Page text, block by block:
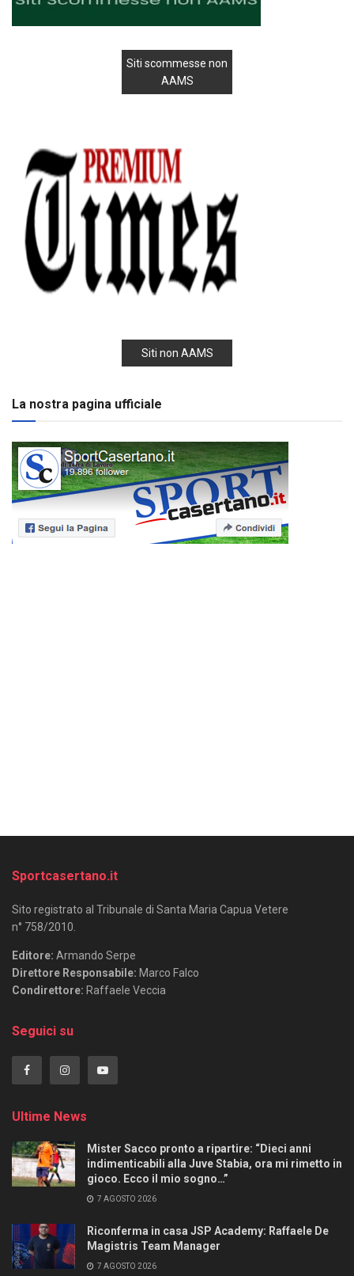
Siti scommesse non
AAMS
Siti non AAMS
La nostra pagina ufficiale
Sportcasertano.it
Sito registrato al Tribunale di Santa Maria Capua Vetere
n° 758/2010.
Editore: Armando Serpe
Direttore Responsabile: Marco Falco
Condirettore: Raffaele Veccia
Seguici su
Ultime News
Mister Sacco pronto a ripartire: “Dieci anni
indimenticabili alla Juve Stabia, ora mi rimetto in
gioco. Ecco il mio sogno…”
7 AGOSTO 2026
Riconferma in casa JSP Academy: Raffaele De
Magistris Team Manager
7 AGOSTO 2026